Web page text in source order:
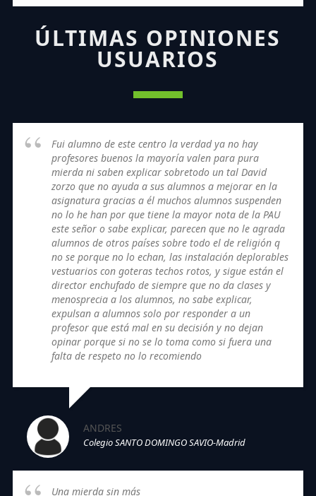
ÚLTIMAS OPINIONES
USUARIOS
Fui alumno de este centro la verdad ya no hay
profesores buenos la mayoría valen para pura
mierda ni saben explicar sobretodo un tal David
zorzo que no ayuda a sus alumnos a mejorar en la
asignatura gracias a él muchos alumnos suspenden
no lo he han por que tiene la mayor nota de la PAU
este señor o sabe explicar, parecen que no le agrada
alumnos de otros países sobre todo el de religión q
no se porque no lo echan, las instalación deplorables
vestuarios con goteras techos rotos, y sigue están el
director enchufado de siempre que no da clases y
menosprecia a los alumnos, no sabe explicar,
expulsan a alumnos solo por responder a un
profesor que está mal en su decisión y no dejan
opinar porque si no se lo toma como si fuera una
falta de respeto no lo recomiendo
ANDRES
Colegio SANTO DOMINGO SAVIO-Madrid
Una mierda sin más